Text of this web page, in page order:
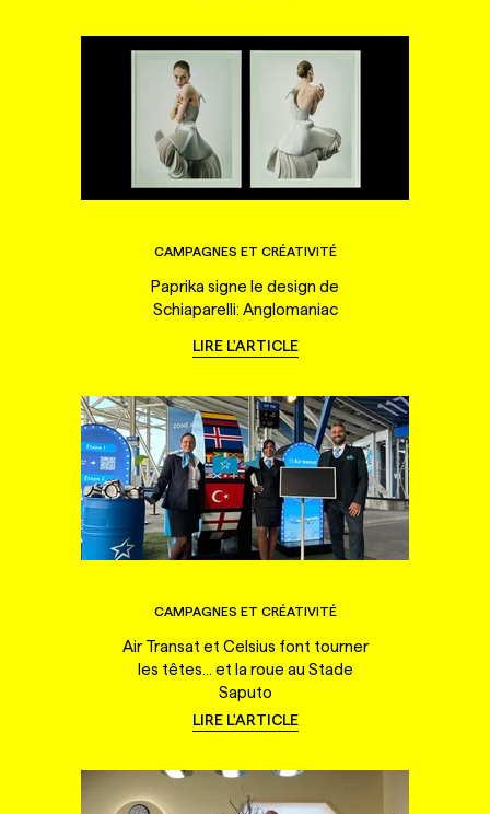
CAMPAGNES ET CRÉATIVITÉ
Paprika signe le design de
Schiaparelli: Anglomaniac
LIRE L'ARTICLE
CAMPAGNES ET CRÉATIVITÉ
Air Transat et Celsius font tourner
les têtes... et la roue au Stade
Saputo
LIRE L'ARTICLE